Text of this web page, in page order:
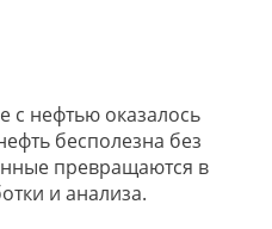
с нефтью оказалось
бесполезна без
превращаются в
и анализа.